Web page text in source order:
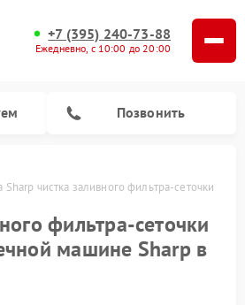
+7 (395) 240-73-88
Ежедневно, с 10:00 до 20:00
Позвонить
чистка заливного фильтра-сеточки
фильтра-сеточки
машине Sharp в